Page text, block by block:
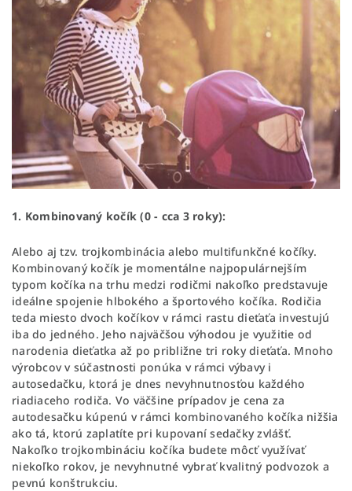
1. Kombinovaný kočík (0 - cca 3 roky):
Alebo aj tzv. trojkombinácia alebo multifunkčné kočíky.
Kombinovaný kočík je momentálne najpopulárnejším
typom kočíka na trhu medzi rodičmi nakoľko predstavuje
ideálne spojenie hlbokého a športového kočíka. Rodičia
teda miesto dvoch kočíkov v rámci rastu dieťaťa investujú
iba do jedného. Jeho najväčšou výhodou je využitie od
narodenia dieťatka až po približne tri roky dieťaťa. Mnoho
výrobcov v súčastnosti ponúka v rámci výbavy i
autosedačku, ktorá je dnes nevyhnutnosťou každého
riadiaceho rodiča. Vo väčšine prípadov je cena za
autodesačku kúpenú v rámci kombinovaného kočíka nižšia
ako tá, ktorú zaplatíte pri kupovaní sedačky zvlášť.
Nakoľko trojkombináciu kočíka budete môcť využívať
niekoľko rokov, je nevyhnutné vybrať kvalitný podvozok a
pevnú konštrukciu.